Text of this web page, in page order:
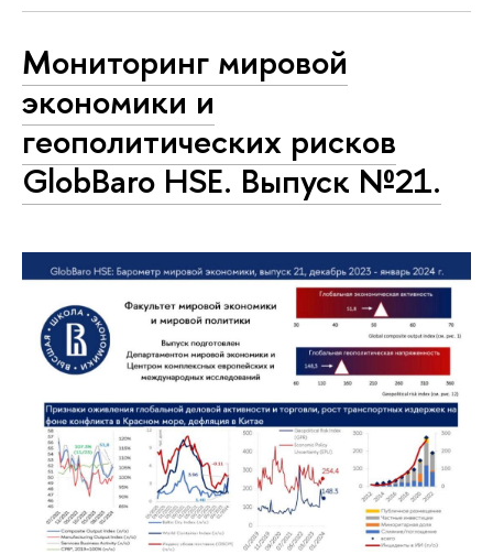
Мониторинг мировой
экономики и
геополитических рисков
GlobBaro HSE. Выпуск №21.